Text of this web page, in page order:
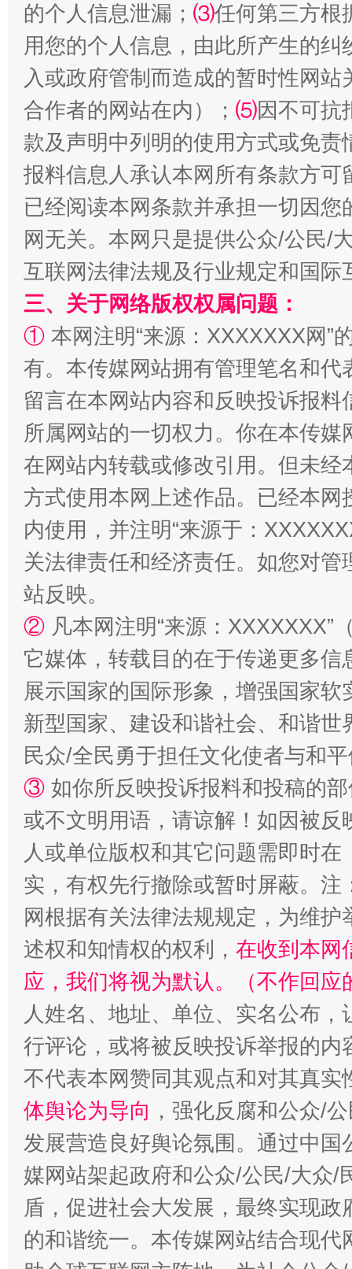
解纷+调解+退费，一次搞定
站台名比不上好声名
招工难、用工荒背后
的个人信息泄漏； ⑶任何第三方根
用您的个人信息，由此所产生的纠
入或政府管制而造成的暂时性网
合作者的网站在内）； ⑸因不可抗
款及声明中列明的使用方式或免责
报料信息人承认本网所有条款方
已经阅读本网条款并承担一切因
网无关。本网只是提供公众/公民/
互联网法律法规及行业规定和国
三、关于网络版权权属问题：
① 本网注明“来源：XXXXXXX网”
有。本传媒网站拥有管理笔名和
留言在本网站内容和反映投诉报
所属网站的一切权力。你在本传
在网站内转载或修改引用。但未
方式使用本网上述作品。已经本
内使用，并注明“来源于：
关法律责任和经济责任。如您对
站反映。
② 凡本网注明“来源：
它媒体，转载目的在于传递更多
展示国家的国际形象，增强国家
新型国家、建设和谐社会、和谐
民众/全民勇于担任文化使者与和
③ 如你所反映投诉报料和投稿的
或不文明用语，请谅解！如因被
人或单位版权和其它问题需即时在
实，有权先行撤除或暂时屏蔽。
网根据有关法律法规规定，为维
述权和知情权的权利， 在收到本网
应，我们将视为默认。（不作回应
人姓名、地址、单位、实名公布
行评论，或将被反映投诉举报的
不代表本网赞同其观点和对其真实
体舆论为导向 ，强化反腐和公众/
发展营造良好舆论氛围。通过中
媒网站架起政府和公众/公民/大众/
盾，促进社会大发展，最终实现
的和谐统一。本传媒网站结合现